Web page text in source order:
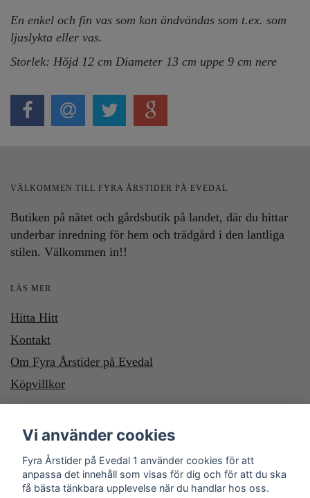
En enkel och fin vas som kan ändvändas som t.ex. som
ljuslykta eller vas.
Storlek: Höjd 12 cm Diameter 13 cm uppe 9 cm nere
VÄLKOMMEN TILL FYRA ÅRSTIDER PÅ EVEDAL
Butiken på nätet och gårdsbutik på landet, där du hittar
underbar inredning för hem och trädgård i den lantliga
stilen. Välkommen in!!
LÄS MER
Hitta Hitt
Kontakt
Om Fyra Årstider på Evedal
Köpvillkor
BETALA MED SWISH, SWISHA DU TILL NUMMER 1232700987
Vi använder cookies
Fyra Årstider på Evedal 1 använder cookies för att
anpassa det innehåll som visas för dig och för att du ska
få bästa tänkbara upplevelse när du handlar hos oss.